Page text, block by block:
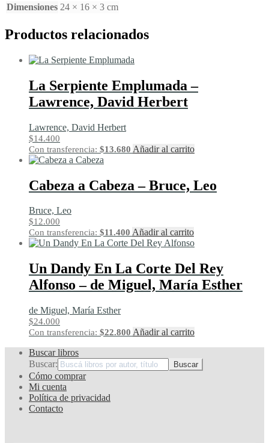
Dimensiones 24 × 16 × 3 cm
Productos relacionados
La Serpiente Emplumada –
Lawrence, David Herbert
Lawrence, David Herbert
$14.400
Con transferencia: $13.680 Añadir al carrito
Cabeza a Cabeza – Bruce, Leo
Bruce, Leo
$12.000
Con transferencia: $11.400 Añadir al carrito
Un Dandy En La Corte Del Rey
Alfonso – de Miguel, María Esther
de Miguel, María Esther
$24.000
Con transferencia: $22.800 Añadir al carrito
Buscar libros
Buscar:
Cómo comprar
Mi cuenta
Política de privacidad
Contacto